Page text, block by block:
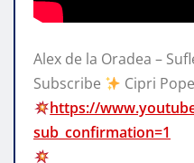
Alex de la Oradea –
Subscribe
Cipri
https://
sub_confirmation=1